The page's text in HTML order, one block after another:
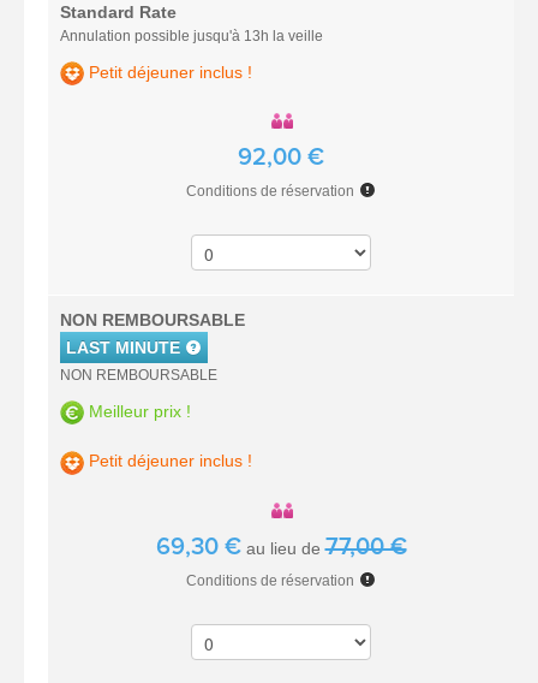
Standard Rate
Annulation possible jusqu'à 13h la veille
Petit déjeuner inclus !
92,00 €
Conditions de réservation
NON REMBOURSABLE
LAST MINUTE
NON REMBOURSABLE
Meilleur prix !
Petit déjeuner inclus !
69,30 €au lieu de77,00 €
Conditions de réservation